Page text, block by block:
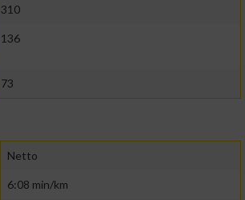
310
136
73
Netto
6:08 min/km